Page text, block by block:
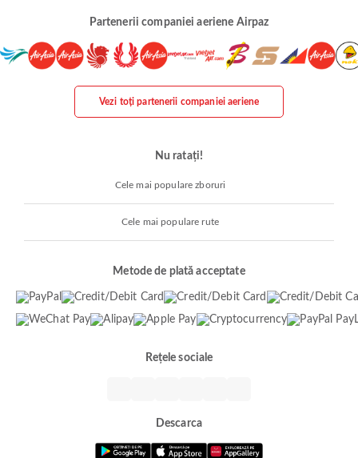
Partenerii companiei aeriene Airpaz
Vezi toți partenerii companiei aeriene
Nu ratați!
Cele mai populare zboruri
Cele mai populare rute
Metode de plată acceptate
Rețele sociale
Descarca